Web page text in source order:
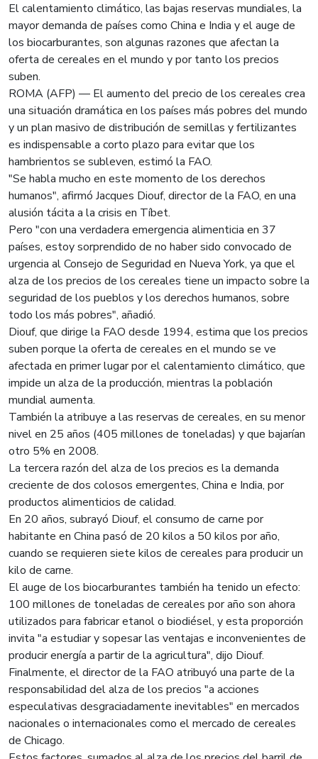
El calentamiento climático, las bajas reservas mundiales, la
mayor demanda de países como China e India y el auge de
los biocarburantes, son algunas razones que afectan la
oferta de cereales en el mundo y por tanto los precios
suben.
ROMA (AFP) — El aumento del precio de los cereales crea
una situación dramática en los países más pobres del mundo
y un plan masivo de distribución de semillas y fertilizantes
es indispensable a corto plazo para evitar que los
hambrientos se subleven, estimó la FAO.
"Se habla mucho en este momento de los derechos
humanos", afirmó Jacques Diouf, director de la FAO, en una
alusión tácita a la crisis en Tíbet.
Pero "con una verdadera emergencia alimenticia en 37
países, estoy sorprendido de no haber sido convocado de
urgencia al Consejo de Seguridad en Nueva York, ya que el
alza de los precios de los cereales tiene un impacto sobre la
seguridad de los pueblos y los derechos humanos, sobre
todo los más pobres", añadió.
Diouf, que dirige la FAO desde 1994, estima que los precios
suben porque la oferta de cereales en el mundo se ve
afectada en primer lugar por el calentamiento climático, que
impide un alza de la producción, mientras la población
mundial aumenta.
También la atribuye a las reservas de cereales, en su menor
nivel en 25 años (405 millones de toneladas) y que bajarían
otro 5% en 2008.
La tercera razón del alza de los precios es la demanda
creciente de dos colosos emergentes, China e India, por
productos alimenticios de calidad.
En 20 años, subrayó Diouf, el consumo de carne por
habitante en China pasó de 20 kilos a 50 kilos por año,
cuando se requieren siete kilos de cereales para producir un
kilo de carne.
El auge de los biocarburantes también ha tenido un efecto:
100 millones de toneladas de cereales por año son ahora
utilizados para fabricar etanol o biodiésel, y esta proporción
invita "a estudiar y sopesar las ventajas e inconvenientes de
producir energía a partir de la agricultura", dijo Diouf.
Finalmente, el director de la FAO atribuyó una parte de la
responsabilidad del alza de los precios "a acciones
especulativas desgraciadamente inevitables" en mercados
nacionales o internacionales como el mercado de cereales
de Chicago.